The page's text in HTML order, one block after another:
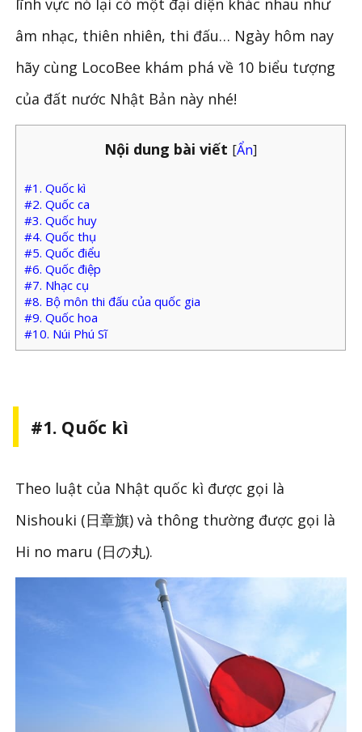
lĩnh vực nó lại có một đại diện khác nhau như
âm nhạc, thiên nhiên, thi đấu… Ngày hôm nay
hãy cùng LocoBee khám phá về 10 biểu tượng
của đất nước Nhật Bản này nhé!
Nội dung bài viết [Ẩn]
#1. Quốc kì
#2. Quốc ca
#3. Quốc huy
#4. Quốc thụ
#5. Quốc điểu
#6. Quốc điệp
#7. Nhạc cụ
#8. Bộ môn thi đấu của quốc gia
#9. Quốc hoa
#10. Núi Phú Sĩ
#1. Quốc kì
Theo luật của Nhật quốc kì được gọi là
Nishouki (日章旗) và thông thường được gọi là
Hi no maru (日の丸).